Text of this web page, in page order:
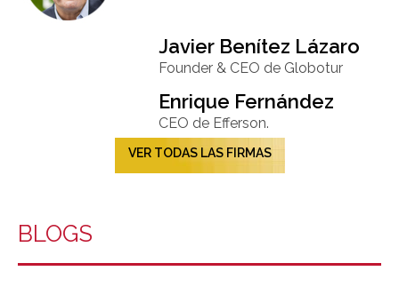
Javier Benítez Lázaro
Founder & CEO de Globotur​
Enrique Fernández
CEO de Efferson.
VER TODAS LAS FIRMAS
BLOGS